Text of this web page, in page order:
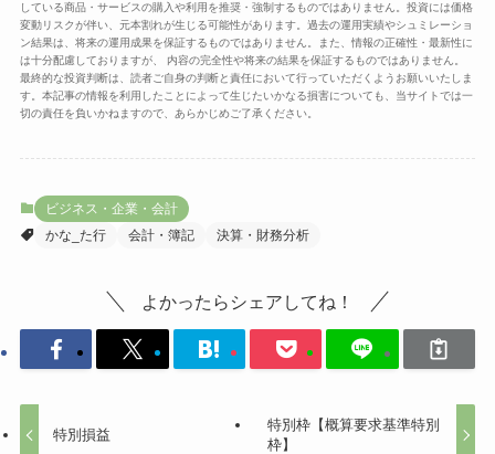
している商品・サービスの購入や利用を推奨・強制するものではありません。投資には価格
変動リスクが伴い、元本割れが生じる可能性があります。過去の運用実績やシュミレーショ
ン結果は、将来の運用成果を保証するものではありません。また、情報の正確性・最新性に
は十分配慮しておりますが、 内容の完全性や将来の結果を保証するものではありません。
最終的な投資判断は、読者ご自身の判断と責任において行っていただくようお願いいたしま
す。本記事の情報を利用したことによって生じたいかなる損害についても、当サイトでは一
切の責任を負いかねますので、あらかじめご了承ください。
ビジネス・企業・会計
かな_た行
会計・簿記 決算・財務分析
よかったらシェアしてね！
特別損益
特別枠【概算要求基準特別
枠】